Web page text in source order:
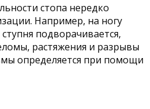
стопа нередко
Например, на ногу
подворачивается,
растяжения и разрывы
определяется при помощи